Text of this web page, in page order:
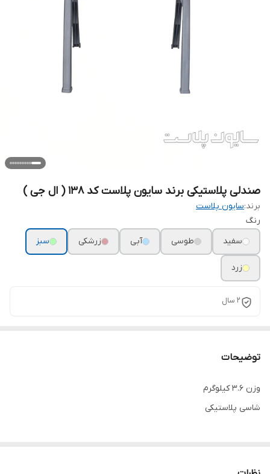
صندلی پلاستیکی برند سایون پلاست کد ۱۳۸ ( ال جی )
برند:سایون پلاست
رنگ
سفید
طوسی آبی زرشکی سبز
زرد
۲ سال
توضیحات
وزن ۳.۶ کیلوگرم
شاسی پلاستیکی